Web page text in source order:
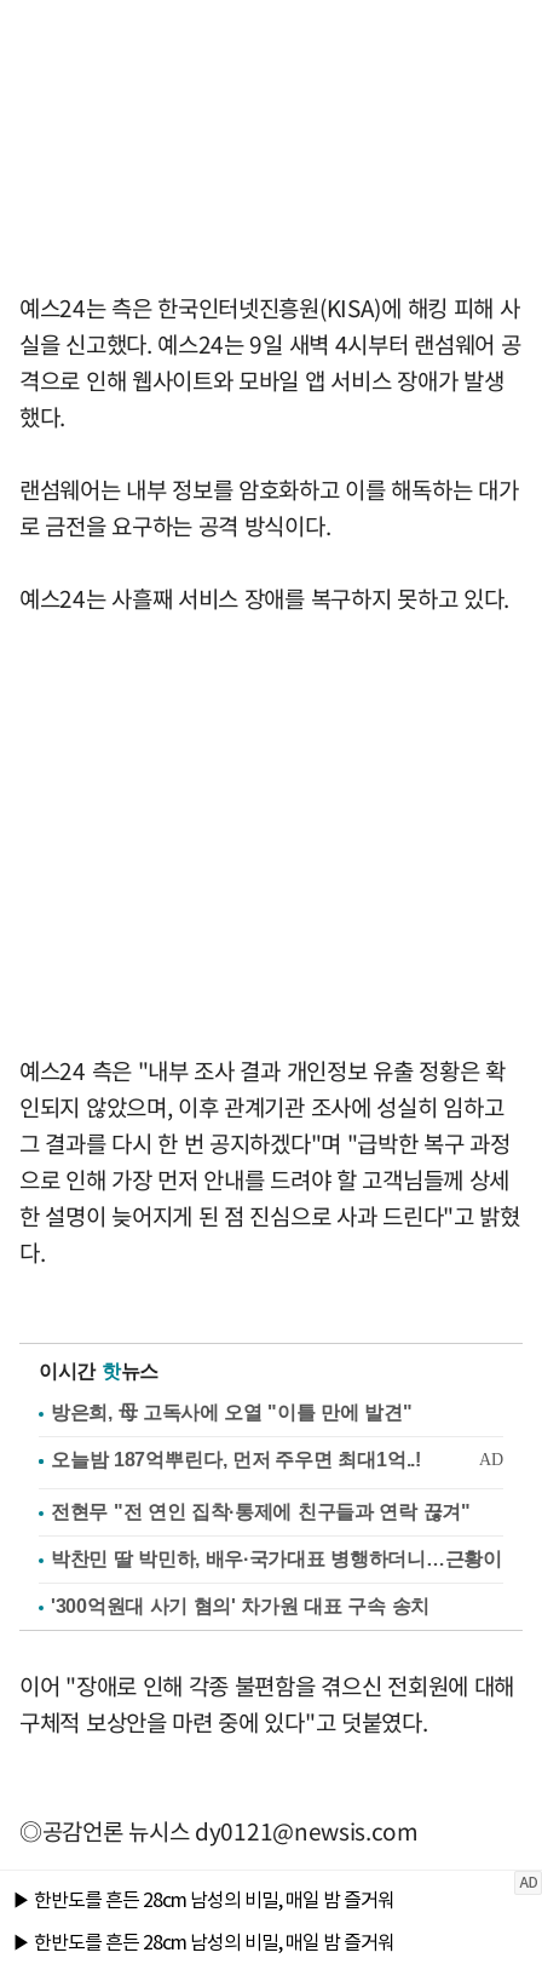
예스24는 측은 한국인터넷진흥원(KISA)에 해킹 피해 사
실을 신고했다. 예스24는 9일 새벽 4시부터 랜섬웨어 공
격으로 인해 웹사이트와 모바일 앱 서비스 장애가 발생
했다.
랜섬웨어는 내부 정보를 암호화하고 이를 해독하는 대가
로 금전을 요구하는 공격 방식이다.
예스24는 사흘째 서비스 장애를 복구하지 못하고 있다.
예스24 측은 "내부 조사 결과 개인정보 유출 정황은 확
인되지 않았으며, 이후 관계기관 조사에 성실히 임하고
그 결과를 다시 한 번 공지하겠다"며 "급박한 복구 과정
으로 인해 가장 먼저 안내를 드려야 할 고객님들께 상세
한 설명이 늦어지게 된 점 진심으로 사과 드린다"고 밝혔
다.
이시간 핫뉴스
방은희, 母 고독사에 오열 "이틀 만에 발견"
전현무 "전 연인 집착·통제에 친구들과 연락 끊겨"
박찬민 딸 박민하, 배우·국가대표 병행하더니…근황이
'300억원대 사기 혐의' 차가원 대표 구속 송치
이어 "장애로 인해 각종 불편함을 겪으신 전회원에 대해
구체적 보상안을 마련 중에 있다"고 덧붙였다.
◎공감언론 뉴시스dy0121@newsis.com